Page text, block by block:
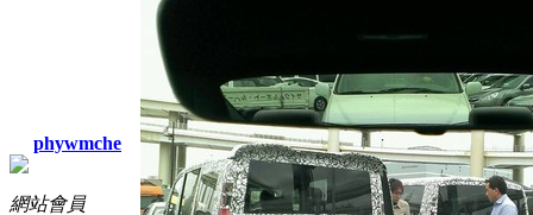
phywmche
網站會員